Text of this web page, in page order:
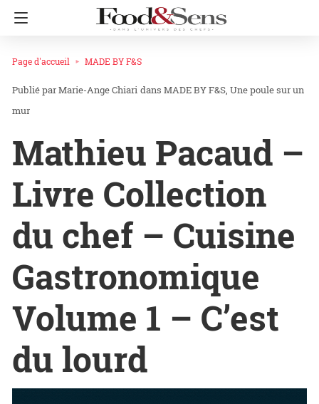
Page d'accueil MADE BY F&S
Marie-Ange Chiari dans MADE BY F&S Une poule sur un
mur
Mathieu Pacaud –
Livre Collection
du chef – Cuisine
Gastronomique
Volume 1 – C’est
du lourd